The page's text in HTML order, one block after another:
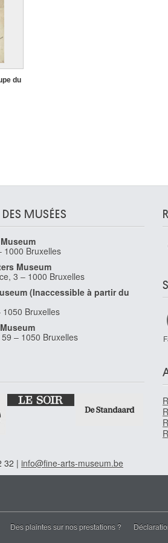
du
MUSÉES
1000 Bruxelles
Museum
3 – 1000 Bruxelles
(Inaccessible à partir du
1050 Bruxelles
59 – 1050 Bruxelles
32 | info@fine-arts-museum.be
Des plaintes sur nos prestations ?